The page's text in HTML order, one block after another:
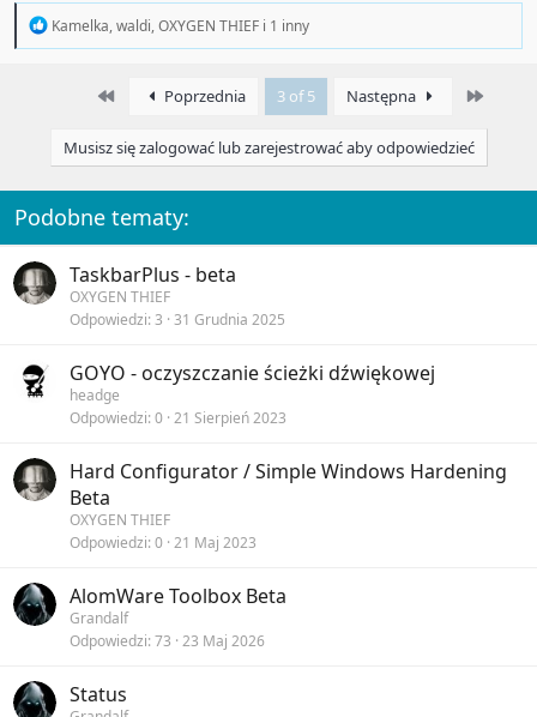
R
:
Kamelka,waldi,OXYGEN THIEF i 1 inny
First Poprzednia 3 of 5 Następna
Musisz się zalogować lub zarejestrować aby odpowiedzieć
Podobne tematy:
TaskbarPlus - beta
OXYGEN THIEF
Odpowiedzi 3 31 Grudnia 2025
GOYO - oczyszczanie ścieżki dźwiękowej
headge
Odpowiedzi 0 21 Sierpień 2023
Hard Configurator / Simple Windows Hardening
Beta
OXYGEN THIEF
Odpowiedzi 0 21 Maj 2023
AlomWare Toolbox Beta
Grandalf
Odpowiedzi 73 23 Maj 2026
Status